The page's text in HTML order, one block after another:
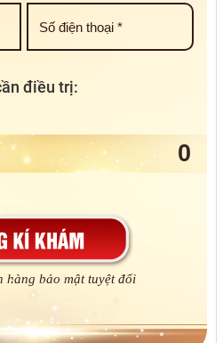
điều trị:
hàng bảo mật tuyệt đối